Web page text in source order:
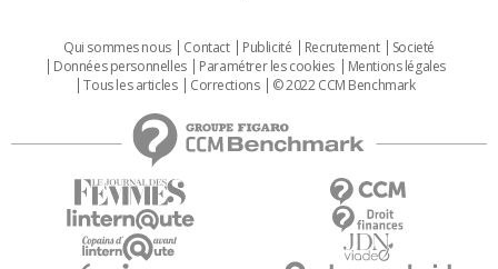
Qui sommes nous Contact Publicité Recrutement
Societé
Données personnelles
Paramétrer les cookies
Mentions légales
Tous les articles
Corrections © 2022 CCM Benchmark